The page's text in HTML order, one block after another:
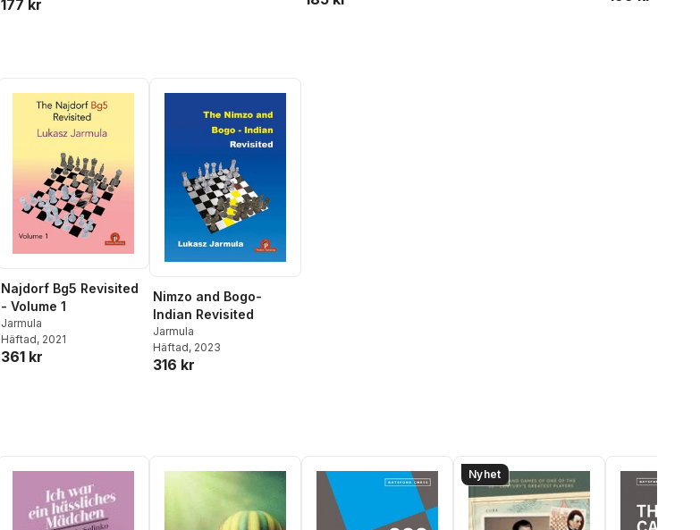
177 kr
Najdorf Bg5 Revisited
- Volume 1
Jarmula
Häftad, 2021
361 kr
Nimzo and Bogo-
Indian Revisited
Jarmula
Häftad, 2023
316 kr
Nyhet